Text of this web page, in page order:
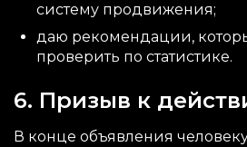
систему продвижения;
даю рекомендации,
проверить по статистике.
6. Призыв к
В конце объявления